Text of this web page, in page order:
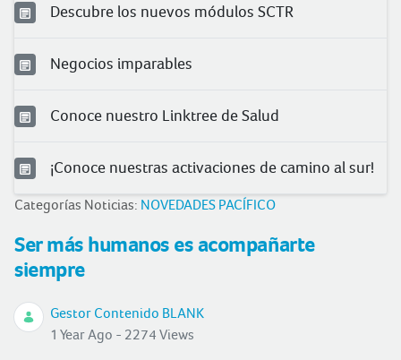
Descubre los nuevos módulos SCTR
Negocios imparables
Conoce nuestro Linktree de Salud
¡Conoce nuestras activaciones de camino al sur!
Categorías Noticias: NOVEDADES PACÍFICO
Ser más humanos es acompañarte
siempre
Gestor Contenido BLANK
1 Year Ago - 2274 Views